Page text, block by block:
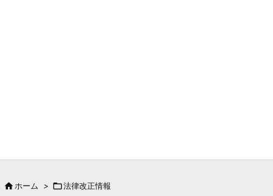
 ホーム > 法律改正情報